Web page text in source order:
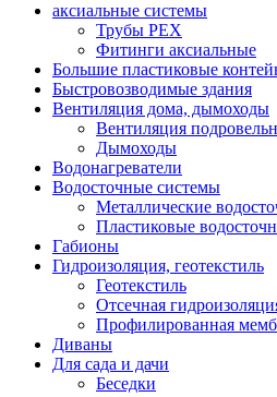
аксиальные системы
Трубы PEX
Фитинги аксиальные
Большие пластиковые
Быстровозводимые здания
Вентиляция дома, дымоходы
Вентиляция
Дымоходы
Водонагреватели
Водосточные системы
Металлические
Пластиковые
Габионы
Гидроизоляция, геотекстиль
Геотекстиль
Отсечная
Профилированная
Диваны
Для сада и дачи
Беседки